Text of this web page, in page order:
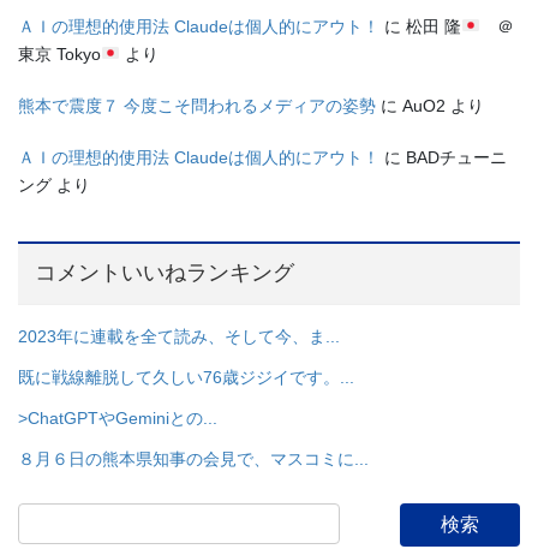
ＡＩの理想的使用法 Claudeは個人的にアウト！ に 松田 隆
＠
東京 Tokyo
より
熊本で震度７ 今度こそ問われるメディアの姿勢 に AuO2 より
ＡＩの理想的使用法 Claudeは個人的にアウト！ に BADチューニ
ング より
コメントいいねランキング
2023年に連載を全て読み、そして今、ま...
既に戦線離脱して久しい76歳ジジイです。...
>ChatGPTやGeminiとの...
８月６日の熊本県知事の会見で、マスコミに...